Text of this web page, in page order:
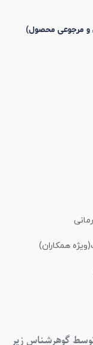
و مرجوعی محصول)
همکاران)
گوهرشناس زیر